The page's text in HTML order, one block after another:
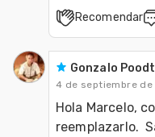
Recomendar
Gonzalo
4 de septiembre de
Hola Marcelo,
reemplazarlo.